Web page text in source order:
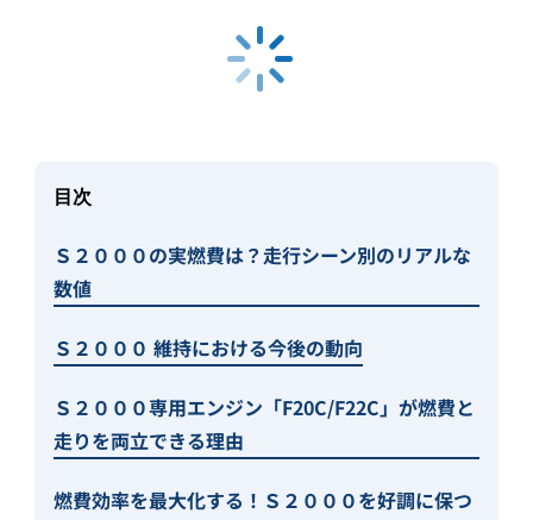
目次
Ｓ２０００の実燃費は？走行シーン別のリアルな
数値
Ｓ２０００ 維持における今後の動向
Ｓ２０００専用エンジン「F20C/F22C」が燃費と
走りを両立できる理由
燃費効率を最大化する！Ｓ２０００を好調に保つ